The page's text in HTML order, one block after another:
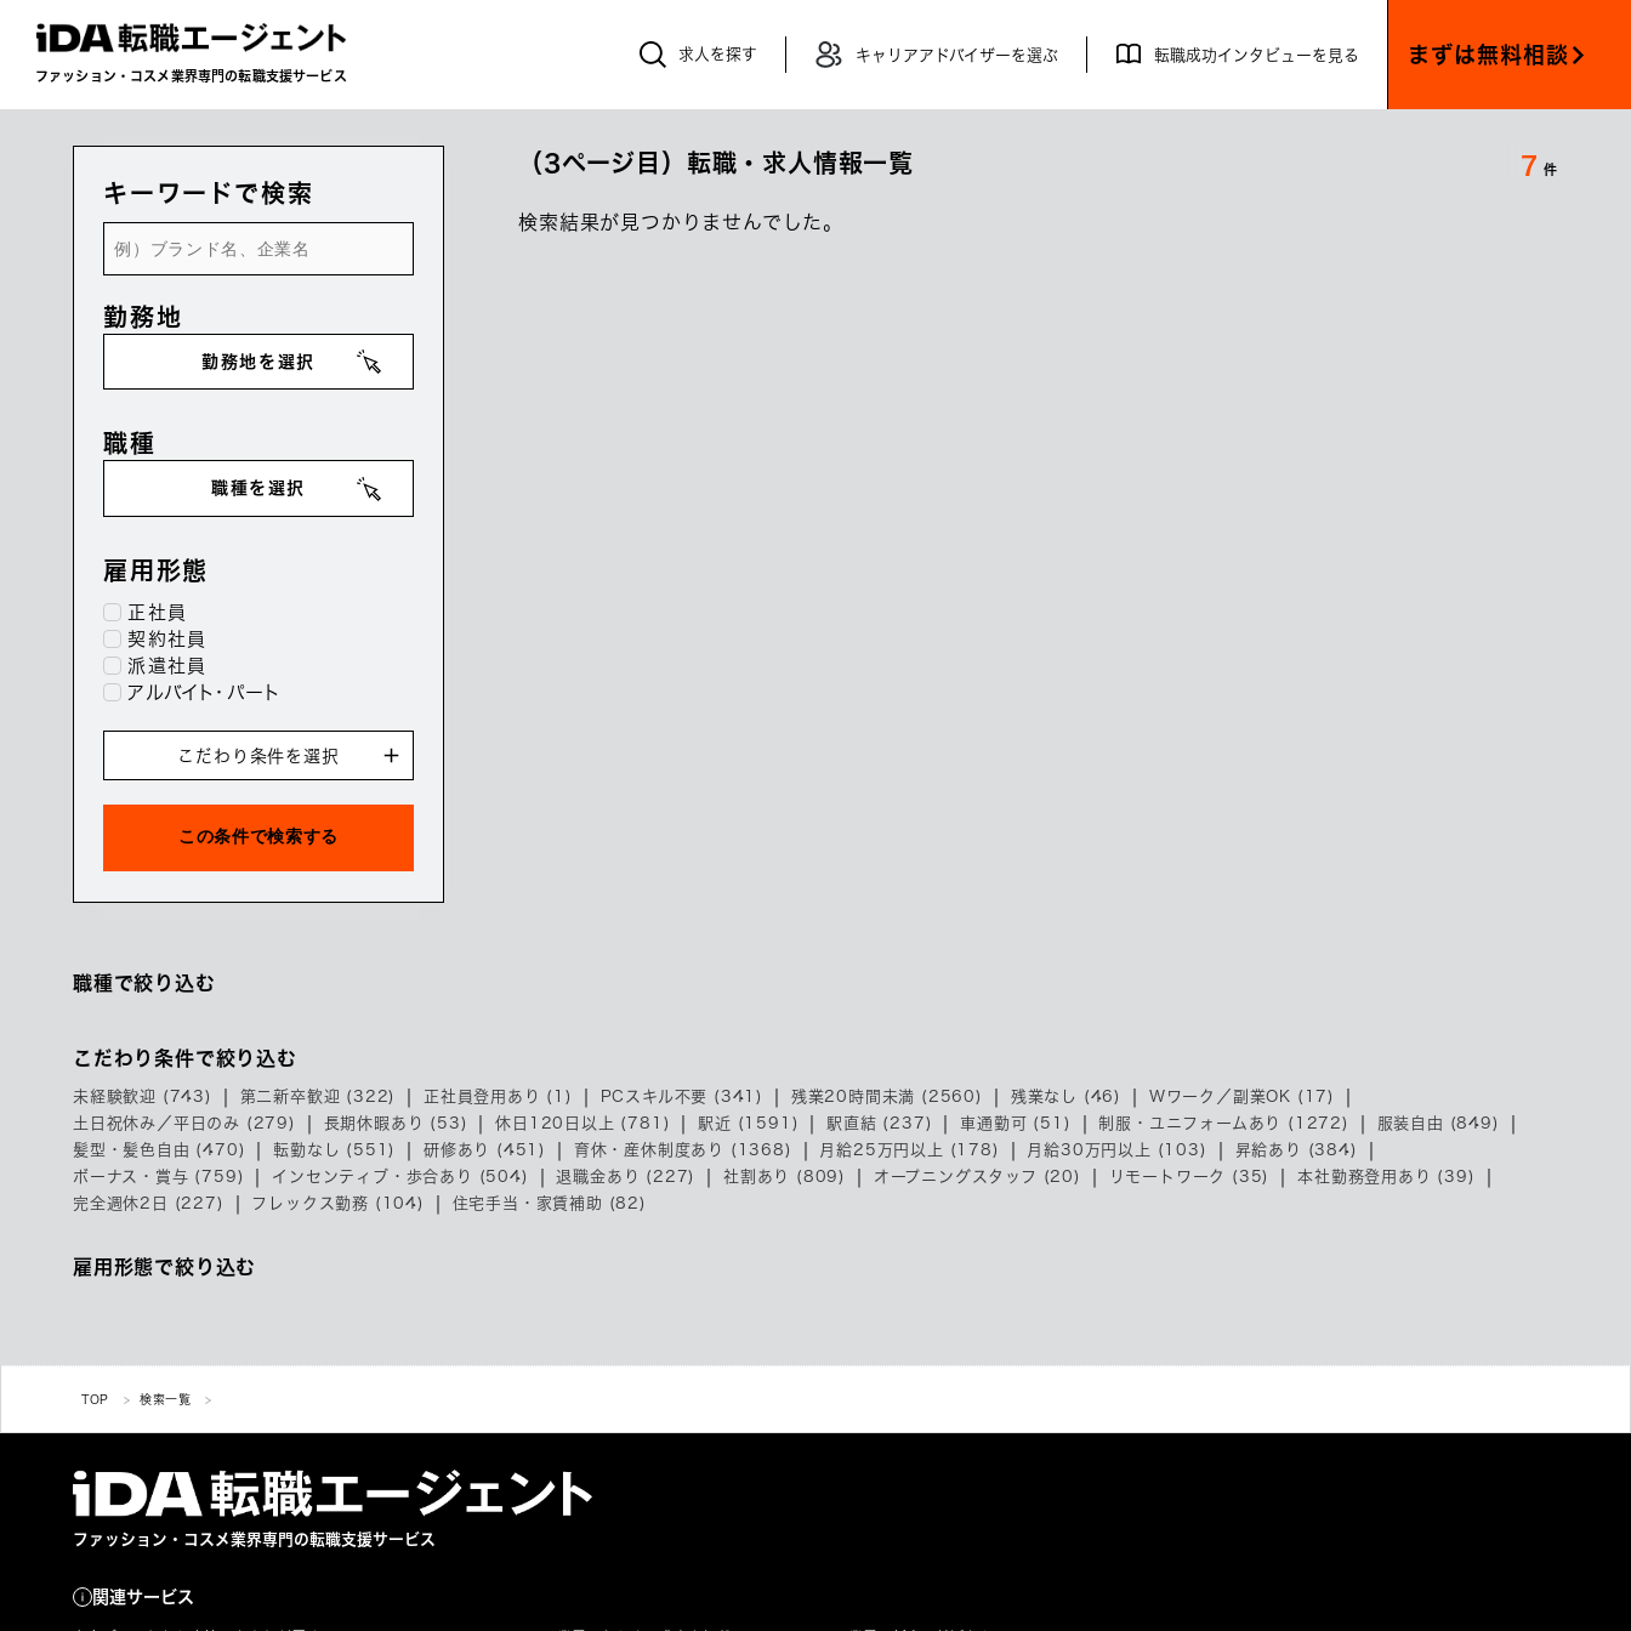
ファッション・コスメ業界専門の転職支援サービス
求人を探す キャリアアドバイザーを選ぶ 転職成功インタビューを見る まずは無料相談
キーワードで検索
勤務地
勤務地を選択
職種
職種を選択
雇用形態
正社員
契約社員
派遣社員
アルバイト・パート
こだわり条件を選択
（3ページ目）転職・求人情報一覧 7 件
検索結果が見つかりませんでした。
職種で絞り込む
こだわり条件で絞り込む
未経験歓迎 (743) 第二新卒歓迎 (322) 正社員登用あり (1) PCスキル不要 (341) 残業20時間未満 (2560) 残業なし (46)
Wワーク／副業OK (17)
土日祝休み／平日のみ (279)
長期休暇あり (53) 休日120日以上 (781) 駅近 (1591) 駅直結 (237) 車通勤可 (51) 制服・ユニフォームあり (1272)
服装自由 (849)
髪型・髪色自由 (470)
転勤なし (551) 研修あり (451) 育休・産休制度あり (1368) 月給25万円以上 (178) 月給30万円以上 (103)
昇給あり (384)
ボーナス・賞与 (759)
インセンティブ・歩合あり (504) 退職金あり (227) 社割あり (809) オープニングスタッフ (20) リモートワーク (35)
本社勤務登用あり (39)
完全週休2日 (227)
フレックス勤務 (104) 住宅手当・家賃補助 (82)
雇用形態で絞り込む
TOP 検索一覧
ファッション・コスメ業界専門の転職支援サービス
関連サービス